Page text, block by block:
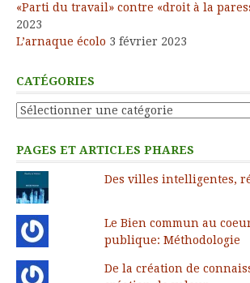
«Parti du travail» contre «droit à la
2023
L’arnaque écolo 3 février 2023
CATÉGORIES
Catégories
PAGES ET ARTICLES PHARES
Des villes intelligentes,
Le Bien commun au
publique: Méthodologie
De la création de